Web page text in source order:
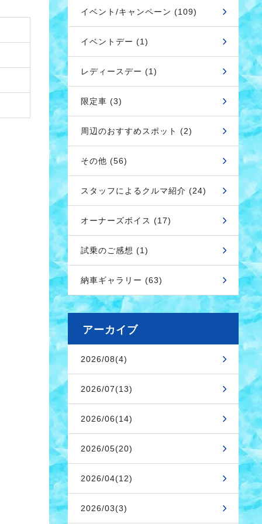
イベント/キャンペーン (109)
イベントデー (1)
レディースデー (1)
限定車 (3)
周辺のおすすめスポット (2)
その他 (56)
スタッフによるクルマ紹介 (24)
オーナーズボイス (17)
試乗のご感想 (1)
納車ギャラリー (63)
アーカイブ
2026/08(4)
2026/07(13)
2026/06(14)
2026/05(20)
2026/04(12)
2026/03(3)